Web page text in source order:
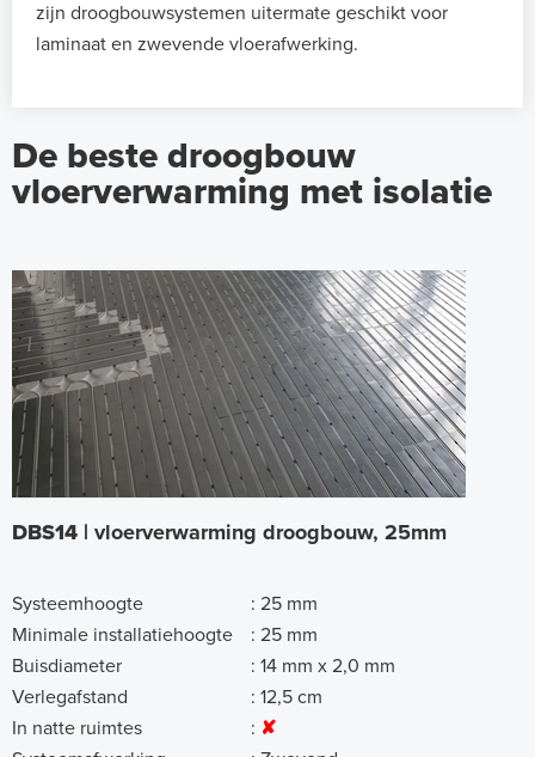
zijn droogbouwsystemen uitermate geschikt voor
laminaat en zwevende vloerafwerking.
De beste droogbouw
vloerverwarming met isolatie
DBS14 | vloerverwarming droogbouw, 25mm
Systeemhoogte : 25 mm
Minimale installatiehoogte
: 25 mm
Buisdiameter
: 14 mm x 2,0 mm
Verlegafstand
: 12,5 cm
In natte ruimtes
: ✘